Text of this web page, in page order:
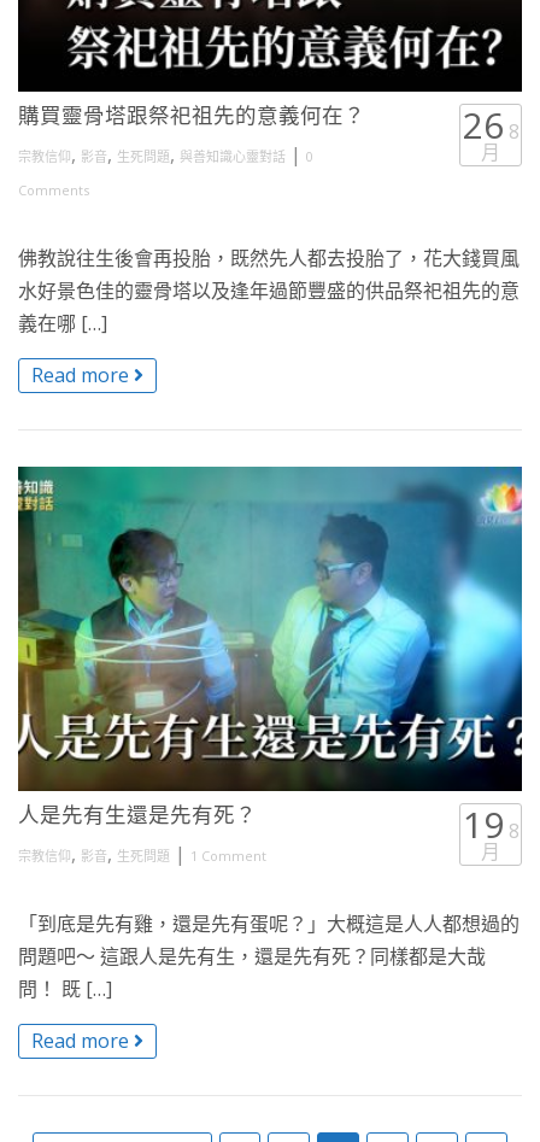
購買靈骨塔跟祭祀祖先的意義何在？
宗教信仰, 影音, 生死問題, 與善知識心靈對話 | 0
Comments
26 8
月
佛教說往生後會再投胎，既然先人都去投胎了，花大錢買風
水好景色佳的靈骨塔以及逢年過節豐盛的供品祭祀祖先的意
義在哪 […]
Read more
人是先有生還是先有死？
宗教信仰, 影音, 生死問題 | 1 Comment
19 8
月
「到底是先有雞，還是先有蛋呢？」大概這是人人都想過的
問題吧～ 這跟人是先有生，還是先有死？同樣都是大哉
問！ 既 […]
Read more